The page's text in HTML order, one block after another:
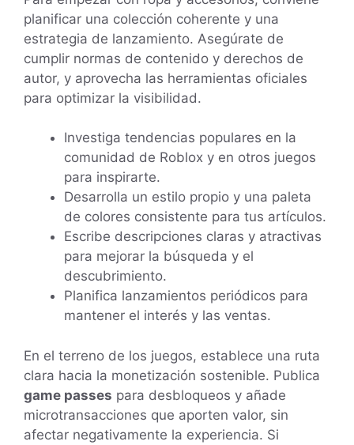
planificar una colección coherente y una
estrategia de lanzamiento. Asegúrate de
cumplir normas de contenido y derechos de
autor, y aprovecha las herramientas oficiales
para optimizar la visibilidad.
Investiga tendencias populares en la
comunidad de Roblox y en otros juegos
para inspirarte.
Desarrolla un estilo propio y una paleta
de colores consistente para tus artículos.
Escribe descripciones claras y atractivas
para mejorar la búsqueda y el
descubrimiento.
Planifica lanzamientos periódicos para
mantener el interés y las ventas.
En el terreno de los juegos, establece una ruta
clara hacia la monetización sostenible. Publica
game passes para desbloqueos y añade
microtransacciones que aporten valor, sin
afectar negativamente la experiencia. Si